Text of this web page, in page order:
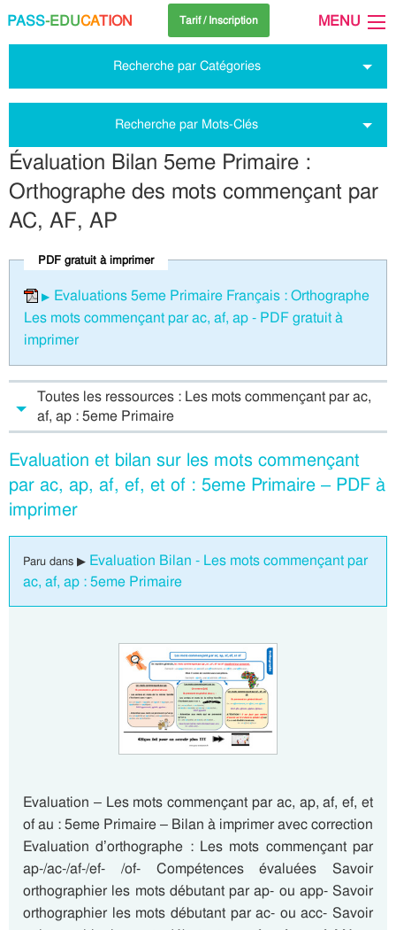
PASS-EDUCATION Tarif / Inscription MENU
Recherche par Catégories
Recherche par Mots-Clés
Évaluation Bilan 5eme Primaire :
Orthographe des mots commençant par
AC, AF, AP
PDF gratuit à imprimer
Evaluations 5eme Primaire Français : Orthographe
Les mots commençant par ac, af, ap - PDF gratuit à
imprimer
Toutes les ressources : Les mots commençant par ac,
af, ap : 5eme Primaire
Evaluation et bilan sur les mots commençant
par ac, ap, af, ef, et of : 5eme Primaire – PDF à
imprimer
Paru dans ▶ Evaluation Bilan - Les mots commençant par
ac, af, ap : 5eme Primaire
Evaluation – Les mots commençant par ac, ap, af, ef, et
of au : 5eme Primaire – Bilan à imprimer avec correction
Evaluation d’orthographe : Les mots commençant par
ap-/ac-/af-/ef- /of- Compétences évaluées Savoir
orthographier les mots débutant par ap- ou app- Savoir
orthographier les mots débutant par ac- ou acc- Savoir